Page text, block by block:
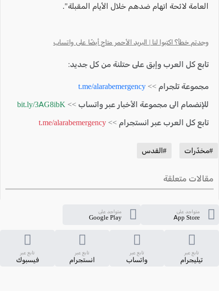
العامة لائحة اتهام ضدهم خلال الأيام المقبلة".
وجدتم خطأ؟ اكتبوا لنا | البريد الأحمر متاح أيضًا على واتساب
تابع كل العرب وإبق على حتلنة من كل جديد:
مجموعة تلجرام >> t.me/alarabemergency
للإنضمام الى مجموعة الأخبار عبر واتساب >> bit.ly/3AG8ibK
تابع كل العرب عبر انستجرام >> t.me/alarabemergency
#مخدّرات #القدس
مقالات متعلقة
متواجد على
App Store
متواجد على
Google Play
تابع عبر
تيليجرام
تابع عبر
واتساب
تابع عبر
انستجرام
تابع عبر
فيسبوك